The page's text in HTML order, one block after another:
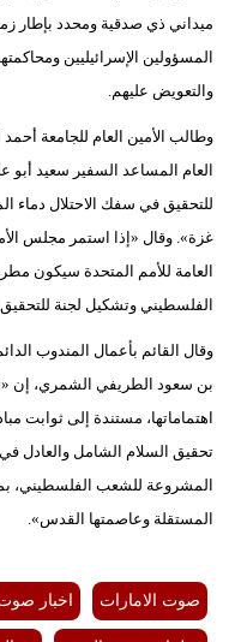
ميداني ذي صدقية ومحدد بإطار
المسؤولين الإسرائيليين
والتعويض عليهم.
وطالب الأمين العام للجامعة أحمد
العام المساعد السفير سعيد أبو
للتحقيق في سفك الاحتلال دماء
غزة». وقال «إذا استمر مجلس
العامة للأمم المتحدة سيكون
الفلسطيني وتشكيل لجنة للتحقيق في أحداث
وقال القائم بأعمال المندوب
بن سعود الطريفي الشمري، إن
اهتماماتها، مستندة إلى ثوابت
تحقيق السلام الشامل والعادل
المشروعة للشعب الفلسطيني،
المستقلة وعاصمتها القدس».
صوت الامارات اخبار